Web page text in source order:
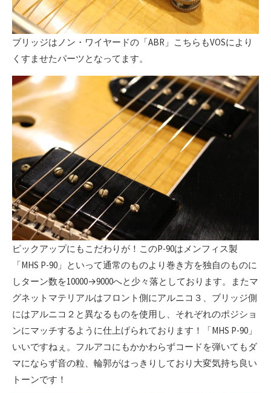
ブリッジはノン・ワイヤードの「ABR」こちらもVOSにより
くすませたパーツとなってます。
ピックアップにもこだわりが！このP-90はメンフィス製
「MHS P-90」といって通常のものより巻き方を独自のものに
しターン数を10000→9000へと少々落としております。またマ
グネットマテリアルはフロント側にアルニコ３、ブリッジ側
にはアルニコ２と異なるものを使用し、それぞれのポジショ
ンにマッチするように仕上げられております！「MHS P-90」
いいですねぇ。フルアコにもかかわらずコードを弾いてもダ
マにならず音の粒、輪郭がはっきりしており大変気持ち良い
トーンです！